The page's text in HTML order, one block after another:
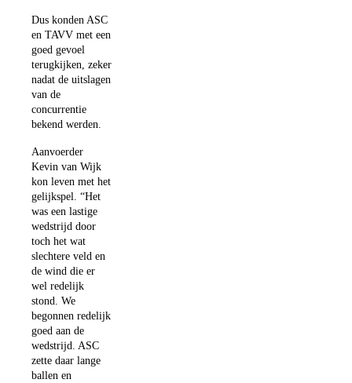
Dus konden ASC
en TAVV met een
goed gevoel
terugkijken, zeker
nadat de uitslagen
van de
concurrentie
bekend werden.
Aanvoerder
Kevin van Wijk
kon leven met het
gelijkspel. “Het
was een lastige
wedstrijd door
toch het wat
slechtere veld en
de wind die er
wel redelijk
stond. We
begonnen redelijk
goed aan de
wedstrijd. ASC
zette daar lange
ballen en